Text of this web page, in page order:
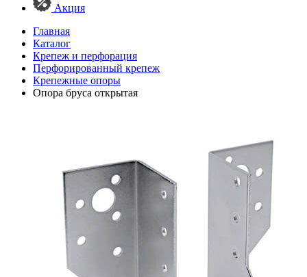
Акция
Главная
Каталог
Крепеж и перфорация
Перфорированный крепеж
Крепежные опоры
Опора бруса открытая